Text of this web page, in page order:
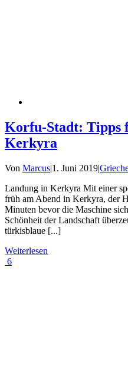
Korfu-Stadt: Tipps
Kerkyra
Von Marcus|1. Juni 2019|
Landung in Kerkyra Mit einer
früh am Abend in Kerkyra, der
Minuten bevor die Maschine
Schönheit der Landschaft
türkisblaue [...]
Weiterlesen
6